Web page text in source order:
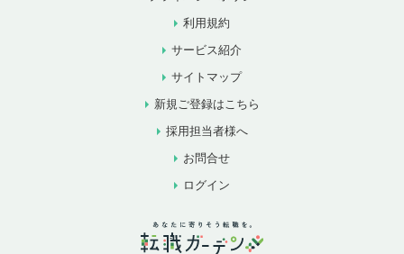
利用規約
サービス紹介
サイトマップ
新規ご登録はこちら
採用担当者様へ
お問合せ
ログイン